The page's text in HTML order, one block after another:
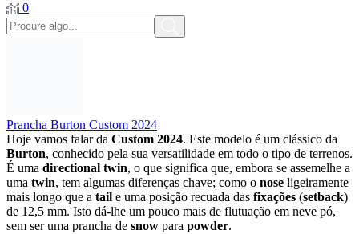
0
Prancha Burton Custom 2024
Hoje vamos falarda Custom 2024. Este modelo é um clássico da
Burton, conhecido pela sua versatilidade em todo o tipo de terrenos.
É uma directional twin, o que significa que, embora se assemelhe a
uma twin, tem algumas diferenças chave; como o nose ligeiramente
mais longo que a tail e uma posição recuada das fixações (setback)
de 12,5 mm. Isto dá-lhe um pouco mais de flutuação em neve pó,
sem seruma prancha de snow para powder.